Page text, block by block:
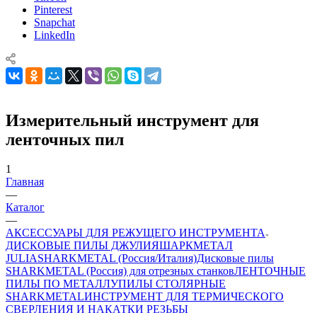
Pinterest
Snapchat
LinkedIn
Измерительный инструмент для
ленточных пил
1
Главная
—
Каталог
—
АКСЕССУАРЫ ДЛЯ РЕЖУЩЕГО ИНСТРУМЕНТА
ДИСКОВЫЕ ПИЛЫ ДЖУЛИЯШАРКМЕТАЛ
JULIASHARKMETAL (Россия/Италия)Дисковые пилы
SHARKMETAL (Россия) для отрезных станковЛЕНТОЧНЫЕ
ПИЛЫ ПО МЕТАЛЛУПИЛЫ СТОЛЯРНЫЕ
SHARKMETALИНСТРУМЕНТ ДЛЯ ТЕРМИЧЕСКОГО
СВЕРЛЕНИЯ И НАКАТКИ РЕЗЬБЫ